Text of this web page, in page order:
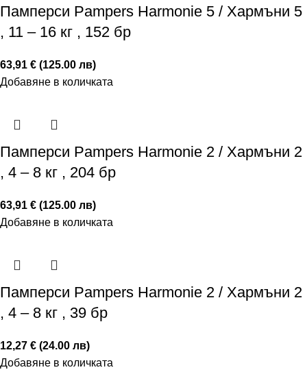
Памперси Pampers Harmonie 5 / Хармъни 5
, 11 – 16 кг , 152 бр
63,91 € (125.00 лв)
Добавяне в количката
Памперси Pampers Harmonie 2 / Хармъни 2
, 4 – 8 кг , 204 бр
63,91 € (125.00 лв)
Добавяне в количката
Памперси Pampers Harmonie 2 / Хармъни 2
, 4 – 8 кг , 39 бр
12,27 € (24.00 лв)
Добавяне в количката